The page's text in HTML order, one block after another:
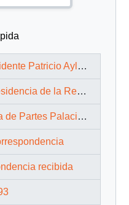
Aylwin Azócar (1990-1994)
de la República (11 marzo 1990 – 11 marzo 1994)
Palacio de La Moneda
recibida